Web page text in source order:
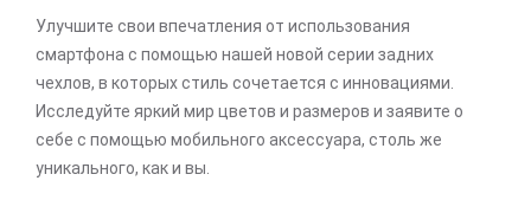
Улучшите свои впечатления от использования
смартфона с помощью нашей новой серии задних
чехлов, в которых стиль сочетается с инновациями.
Исследуйте яркий мир цветов и размеров и заявите о
себе с помощью мобильного аксессуара, столь же
уникального, как и вы.